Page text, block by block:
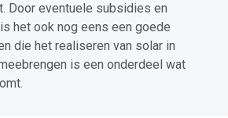
Door eventuele subsidies en
het ook nog eens een goede
die het realiseren van solar in
is een onderdeel wat